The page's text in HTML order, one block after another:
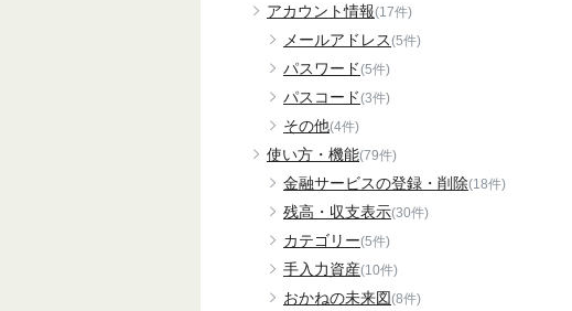
アカウント情報(17件)
メールアドレス(5件)
パスワード(5件)
パスコード(3件)
その他(4件)
使い方・機能(79件)
金融サービスの登録・削除(18件)
残高・収支表示(30件)
カテゴリー(5件)
手入力資産(10件)
おかねの未来図(8件)